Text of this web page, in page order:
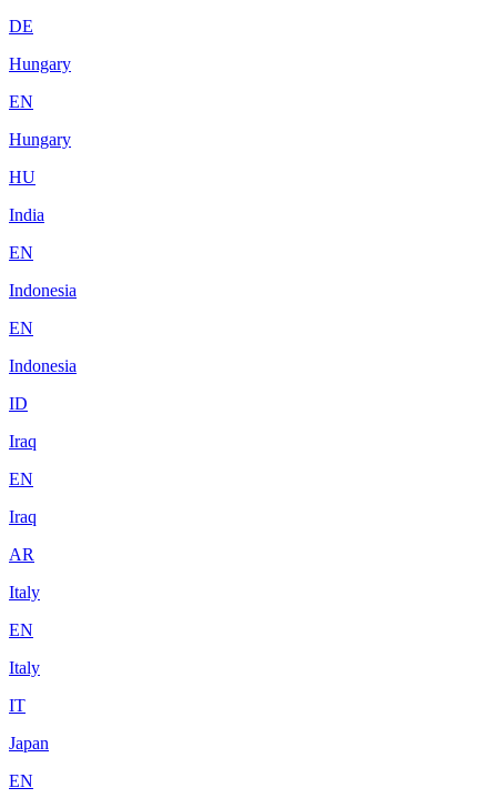
DE
Hungary
EN
Hungary
HU
India
EN
Indonesia
EN
Indonesia
ID
Iraq
EN
Iraq
AR
Italy
EN
Italy
IT
Japan
EN